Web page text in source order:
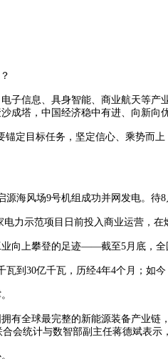
信息、具身智能、商业航天等产
成塔，中国经济稳中有进、向新向优
目标任务，坚定信心、乘势而
风场9号机组成功并网发电。待8
示范项目日前投入商业运营，在
上攀登的足迹——截至5月底，全
30亿千瓦，历经4年4个月；如今
全球最完整的新能源装备产业链
会统计与数智部副主任蒋德斌表